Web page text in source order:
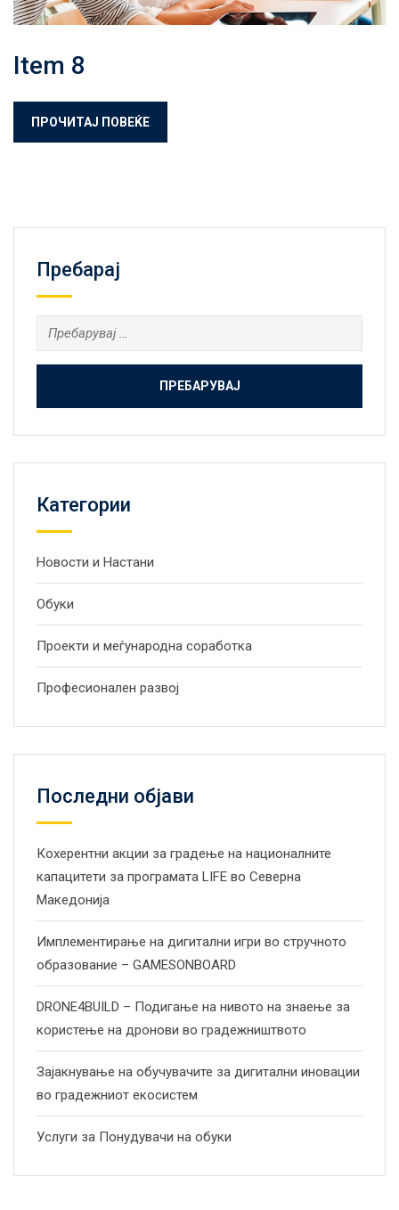
Item 8
ПРОЧИТАЈ ПОВЕЌЕ
Пребарај
Пребарувај
за:
Категории
Новости и Настани
Обуки
Проекти и меѓународна соработка
Професионален развој
Последни објави
Кохерентни акции за градење на националните
капацитети за програмата LIFE во Северна
Македонија
Имплементирање на дигитални игри во стручното
образование – GAMESONBOARD
DRONE4BUILD – Подигање на нивото на знаење за
користење на дронови во градежништвото
Зајакнување на обучувачите за дигитални иновации
во градежниот екосистем
Услуги за Понудувачи на обуки